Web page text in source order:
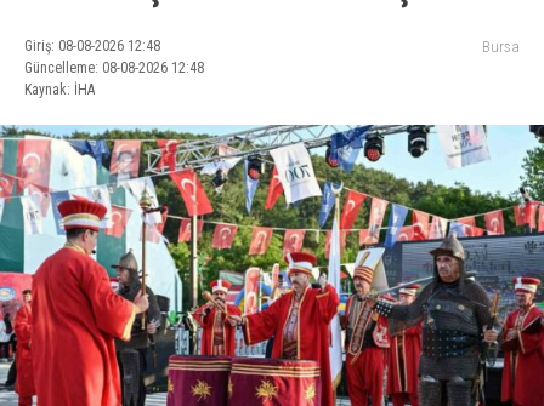
Giriş: 08-08-2026 12:48
Güncelleme: 08-08-2026 12:48
Kaynak: İHA
Bursa